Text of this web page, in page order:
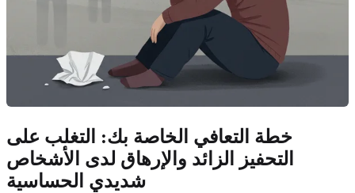
خطة التعافي الخاصة بك: التغلب على
التحفيز الزائد والإرهاق لدى الأشخاص
شديدي الحساسية